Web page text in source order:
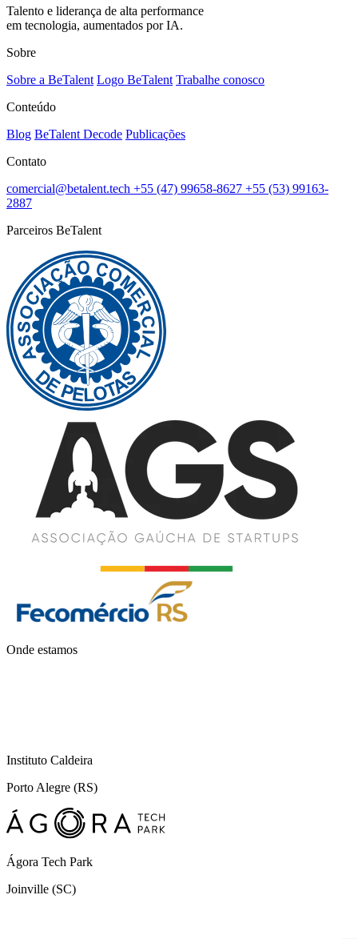
Talento e liderança de alta performance
em tecnologia, aumentados por IA.
Sobre
Sobre a BeTalent Logo BeTalent Trabalhe conosco
Conteúdo
Blog BeTalent Decode Publicações
Contato
comercial@betalent.tech +55 (47) 99658-8627 +55 (53) 99163-
2887
Parceiros BeTalent
Onde estamos
Instituto Caldeira
Porto Alegre (RS)
Ágora Tech Park
Joinville (SC)